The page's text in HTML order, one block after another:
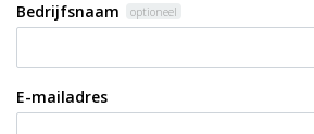
Bedrijfsnaam optioneel
E-mailadres